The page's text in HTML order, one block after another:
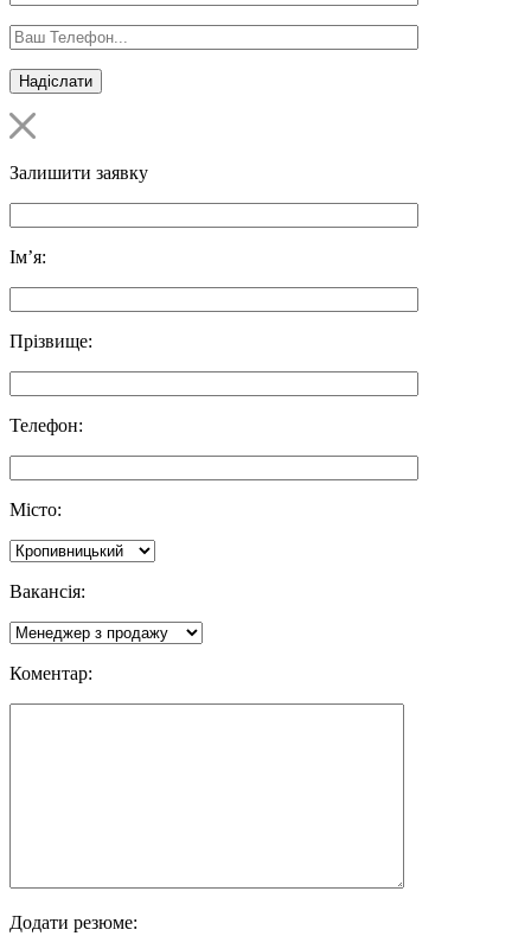
Залишити заявку
Ім’я:
Прізвище:
Телефон:
Місто:
Вакансія:
Коментар:
Додати резюме: